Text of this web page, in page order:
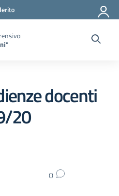
docenti
20
0